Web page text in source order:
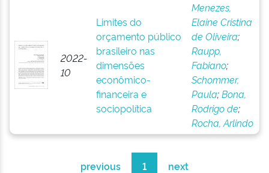
2022-
10
Limites do
orçamento público
brasileiro nas
dimensões
econômico-
financeira e
sociopolítica
Menezes,
Elaine Cristina
de Oliveira;
Raupp,
Fabiano;
Schommer,
Paula;Bona,
Rodrigo de;
Rocha, Arlindo
previous 1 next